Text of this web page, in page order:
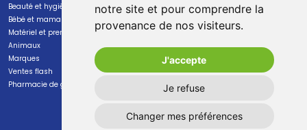
notre site et pour comprendre la
provenance de nos visiteurs.
J'accepte
Je refuse
Changer mes préférences
Beauté et hygiène
Bébé et maman
Matériel et premiers soins
Animaux
Marques
Ventes flash
Pharmacie de garde
Livraison
Livraison dans un Point Relais